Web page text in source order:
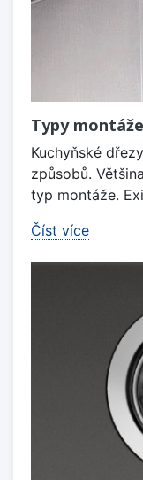
Typy
Kuchyňské
způsobů.
typ montáže.
Číst více